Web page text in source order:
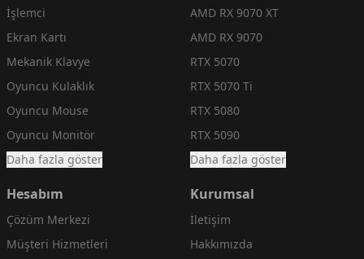
İşlemci
Ekran Kartı
Mekanik Klavye
Oyuncu Kulaklık
Oyuncu Mouse
Oyuncu Monitör
Daha fazla göster
AMD RX 9070 XT
AMD RX 9070
RTX 5070
RTX 5070 Ti
RTX 5080
RTX 5090
Daha fazla göster
Hesabım
Çözüm Merkezi
Müşteri Hizmetleri
Kurumsal
İletişim
Hakkımızda